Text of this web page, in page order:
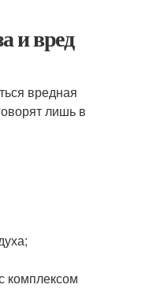
и вред
вредная
лишь в
комплексом